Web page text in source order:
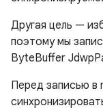
Другая цель —
поэтому мы
ByteBuffer
Перед записью в